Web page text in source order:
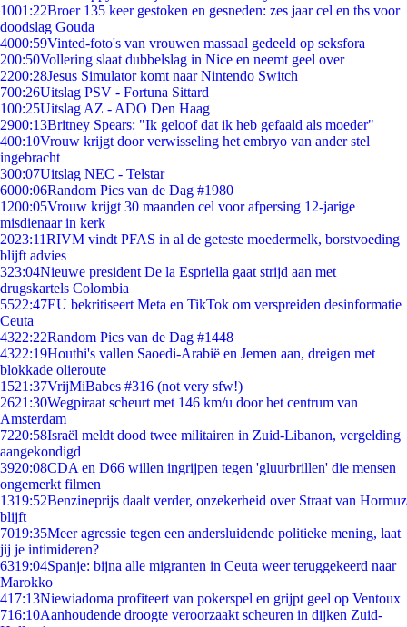
1001:22Broer 135 keer gestoken en gesneden: zes jaar cel en tbs voor
doodslag Gouda
4000:59Vinted-foto's van vrouwen massaal gedeeld op seksfora
200:50Vollering slaat dubbelslag in Nice en neemt geel over
2200:28Jesus Simulator komt naar Nintendo Switch
700:26Uitslag PSV - Fortuna Sittard
100:25Uitslag AZ - ADO Den Haag
2900:13Britney Spears: "Ik geloof dat ik heb gefaald als moeder"
400:10Vrouw krijgt door verwisseling het embryo van ander stel
ingebracht
300:07Uitslag NEC - Telstar
6000:06Random Pics van de Dag #1980
1200:05Vrouw krijgt 30 maanden cel voor afpersing 12-jarige
misdienaar in kerk
2023:11RIVM vindt PFAS in al de geteste moedermelk, borstvoeding
blijft advies
323:04Nieuwe president De la Espriella gaat strijd aan met
drugskartels Colombia
5522:47EU bekritiseert Meta en TikTok om verspreiden desinformatie
Ceuta
4322:22Random Pics van de Dag #1448
4322:19Houthi's vallen Saoedi-Arabië en Jemen aan, dreigen met
blokkade olieroute
1521:37VrijMiBabes #316 (not very sfw!)
2621:30Wegpiraat scheurt met 146 km/u door het centrum van
Amsterdam
7220:58Israël meldt dood twee militairen in Zuid-Libanon, vergelding
aangekondigd
3920:08CDA en D66 willen ingrijpen tegen 'gluurbrillen' die mensen
ongemerkt filmen
1319:52Benzineprijs daalt verder, onzekerheid over Straat van Hormuz
blijft
7019:35Meer agressie tegen een andersluidende politieke mening, laat
jij je intimideren?
6319:04Spanje: bijna alle migranten in Ceuta weer teruggekeerd naar
Marokko
417:13Niewiadoma profiteert van pokerspel en grijpt geel op Ventoux
716:10Aanhoudende droogte veroorzaakt scheuren in dijken Zuid-